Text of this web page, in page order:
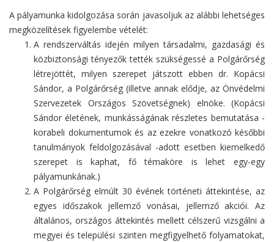
A pályamunka kidolgozása során javasoljuk az alábbi lehetséges
megközelítések figyelembe vételét:
A rendszerváltás idején milyen társadalmi, gazdasági és
közbiztonsági tényezők tették szükségessé a Polgárőrség
létrejöttét, milyen szerepet játszott ebben dr. Kopácsi
Sándor, a Polgárőrség (illetve annak elődje, az Önvédelmi
Szervezetek Országos Szövetségnek) elnöke. (Kopácsi
Sándor életének, munkásságának részletes bemutatása -
korabeli dokumentumok és az ezekre vonatkozó későbbi
tanulmányok feldolgozásával -adott esetben kiemelkedő
szerepet is kaphat, fő témaköre is lehet egy-egy
pályamunkának.)
A Polgárőrség elmúlt 30 évének történeti áttekintése, az
egyes időszakok jellemző vonásai, jellemző akciói. Az
általános, országos áttekintés mellett célszerű vizsgálni a
megyei és települési szinten megfigyelhető folyamatokat,